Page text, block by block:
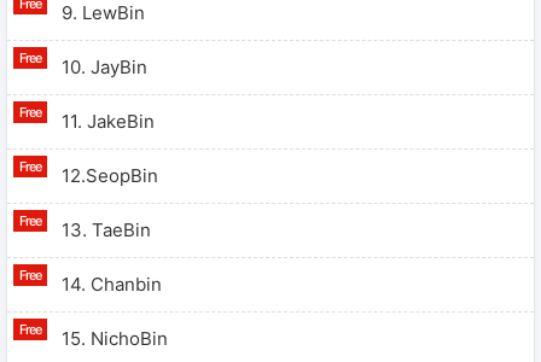
9. LewBin
10. JayBin
11. JakeBin
12.SeopBin
13. TaeBin
14. Chanbin
15. NichoBin